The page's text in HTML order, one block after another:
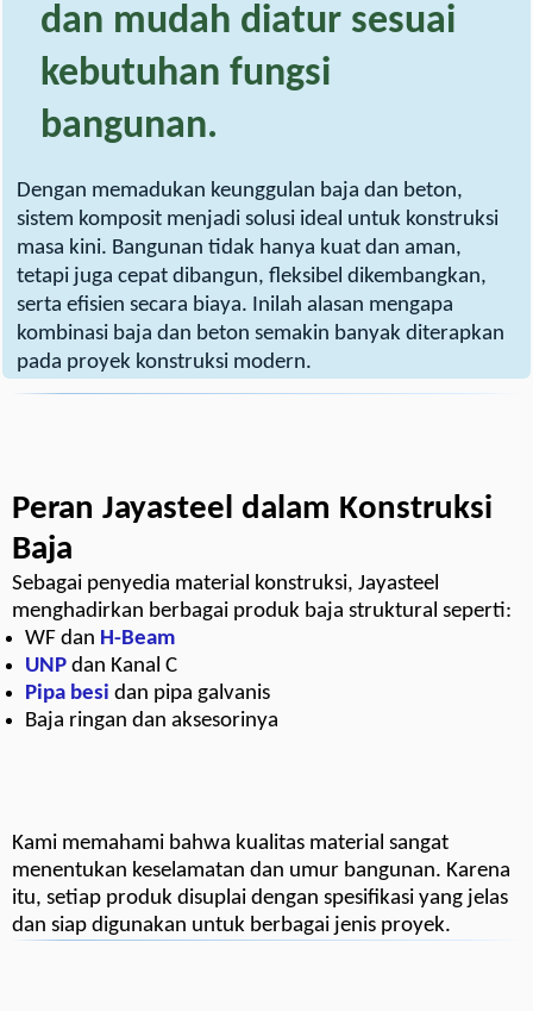
dan mudah diatur sesuai
kebutuhan fungsi
bangunan.
Dengan memadukan keunggulan baja dan beton,
sistem komposit menjadi solusi ideal untuk konstruksi
masa kini. Bangunan tidak hanya kuat dan aman,
tetapi juga cepat dibangun, fleksibel dikembangkan,
serta efisien secara biaya. Inilah alasan mengapa
kombinasi baja dan beton semakin banyak diterapkan
pada proyek konstruksi modern.
Peran Jayasteel dalam Konstruksi
Baja
Sebagai penyedia material konstruksi, Jayasteel
menghadirkan berbagai produk baja struktural seperti:
WF dan H-Beam
UNP dan Kanal C
Pipa besi dan pipa galvanis
Baja ringan dan aksesorinya
Kami memahami bahwa kualitas material sangat
menentukan keselamatan dan umur bangunan. Karena
itu, setiap produk disuplai dengan spesifikasi yang jelas
dan siap digunakan untuk berbagai jenis proyek.